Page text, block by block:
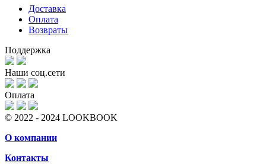
Доставка
Оплата
Возвраты
Поддержка
Наши соц.сети
Оплата
© 2022 - 2024 LOOKBOOK
О компании
Контакты